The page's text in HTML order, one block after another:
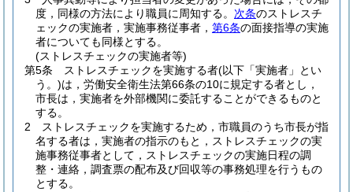
度，同様の方法により職員に周知する。 次条のストレスチ
ェックの実施者，実施事務従事者， 第6条の面接指導の実施
者についても同様とする。
(ストレスチェックの実施者等)
第5条
ストレスチェックを実施する者(以下「実施者」とい
う。)は，労働安全衛生法第66条の10に規定する者とし，
市長は，実施者を外部機関に委託することができるものと
する。
2
ストレスチェックを実施するため，市職員のうち市長が指
名する者は，実施者の指示のもと，ストレスチェックの実
施事務従事者として，ストレスチェックの実施日程の調
整・連絡，調査票の配布及び回収等の事務処理を行うもの
とする。